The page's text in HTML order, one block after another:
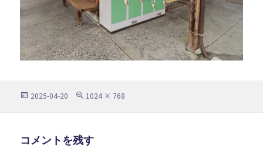
投
2025-04-20
フ
ズ
1024 × 768
コメントを残す